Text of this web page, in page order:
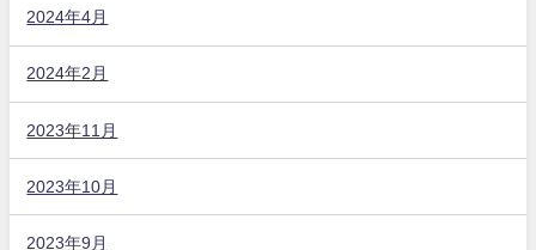
2024年4月
2024年2月
2023年11月
2023年10月
2023年9月